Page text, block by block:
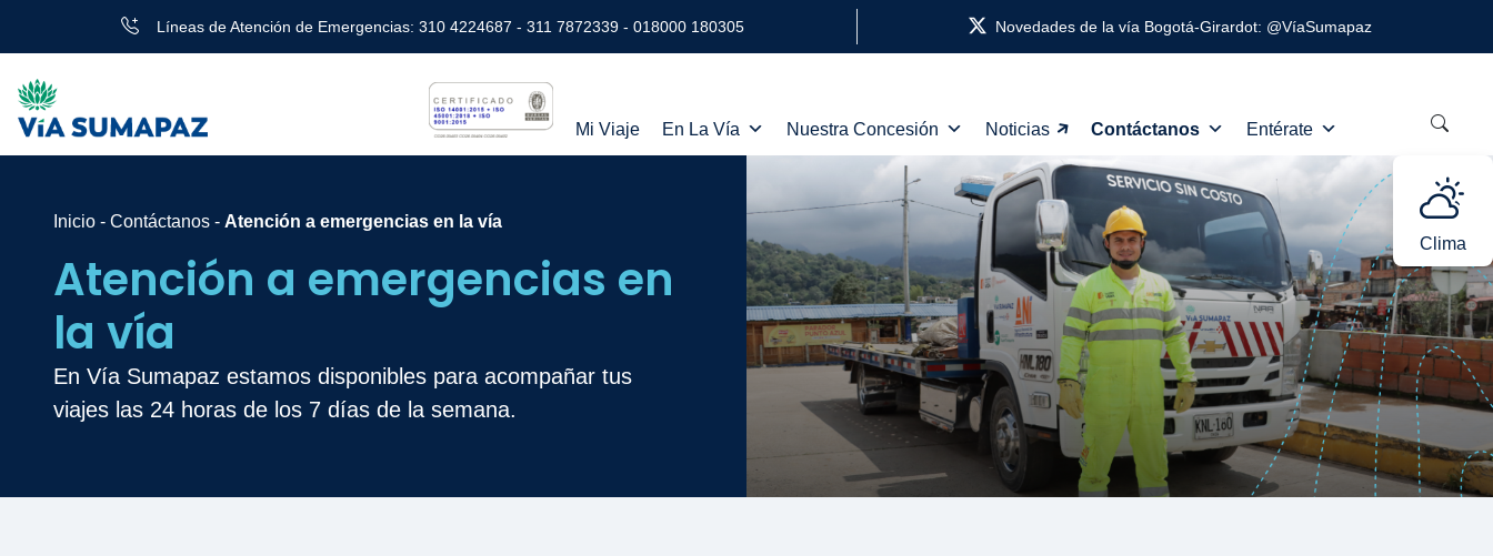
Líneas de Atención de Emergencias: 310 4224687 - 311 7872339 - 018000 180305 Novedades de la vía Bogotá-Girardot: @VíaSumapaz
Mi Viaje En La Vía Nuestra Concesión Noticias Contáctanos Entérate
Clima
Inicio - Contáctanos - Atención a emergencias en la vía
Atención a emergencias en
la vía
En Vía Sumapaz estamos disponibles para acompañar tus
viajes las 24 horas de los 7 días de la semana.